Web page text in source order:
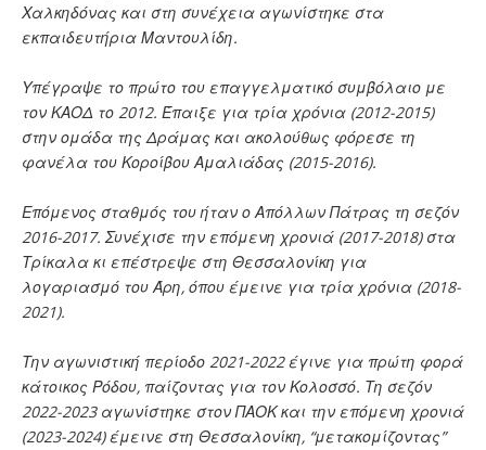
Χαλκηδόνας και στη συνέχεια αγωνίστηκε στα
εκπαιδευτήρια Μαντουλίδη.
Υπέγραψε το πρώτο του επαγγελματικό συμβόλαιο με
τον ΚΑΟΔ το 2012. Έπαιξε για τρία χρόνια (2012-2015)
στην ομάδα της Δράμας και ακολούθως φόρεσε τη
φανέλα του Κοροίβου Αμαλιάδας (2015-2016).
Επόμενος σταθμός του ήταν ο Απόλλων Πάτρας τη σεζόν
2016-2017. Συνέχισε την επόμενη χρονιά (2017-2018) στα
Τρίκαλα κι επέστρεψε στη Θεσσαλονίκη για
λογαριασμό του Άρη, όπου έμεινε για τρία χρόνια (2018-
2021).
Την αγωνιστική περίοδο 2021-2022 έγινε για πρώτη φορά
κάτοικος Ρόδου, παίζοντας για τον Κολοσσό. Τη σεζόν
2022-2023 αγωνίστηκε στον ΠΑΟΚ και την επόμενη χρονιά
(2023-2024) έμεινε στη Θεσσαλονίκη, “μετακομίζοντας”